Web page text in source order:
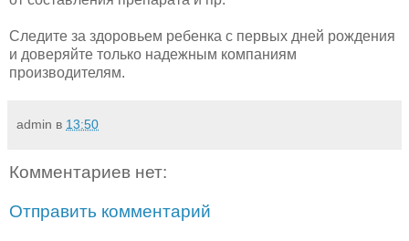
Следите за здоровьем ребенка с первых дней рождения
и доверяйте только надежным компаниям
производителям.
admin в 13:50
Комментариев нет:
Отправить комментарий